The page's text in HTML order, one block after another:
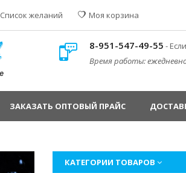
Список желаний Моя корзина
8-951-547-49-55 -
Время работы:
ЗАКАЗАТЬ ОПТОВЫЙ ПРАЙС
КАТЕГОРИИ ТОВАРОВ